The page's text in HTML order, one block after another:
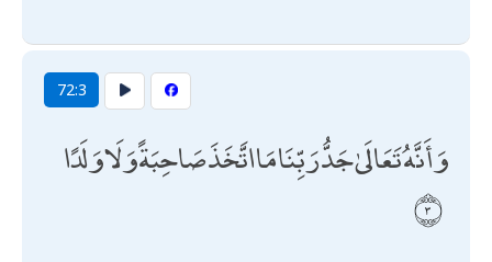
72:3
وَأَنَّهُ تَعَالَىٰ جَدُّ رَبِّنَا مَا اتَّخَذَ صَاحِبَةً وَلَا وَلَدًا